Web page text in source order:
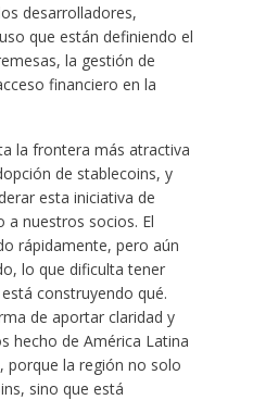
desarrolladores,
que están definiendo el
la gestión de
financiero en la
la frontera más atractiva
de stablecoins, y
esta iniciativa de
nuestros socios. El
rápidamente, pero aún
lo que dificulta tener
construyendo qué.
de aportar claridad y
hecho de América Latina
porque la región no solo
sino que está